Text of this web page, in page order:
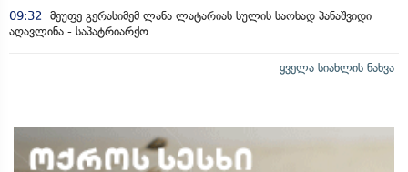
09:32 მეუფე გერასიმემ ლანა ლატარიას სულის საოხად პანაშვიდი
აღავლინა - საპატრიარქო
ყველა სიახლის ნახვა